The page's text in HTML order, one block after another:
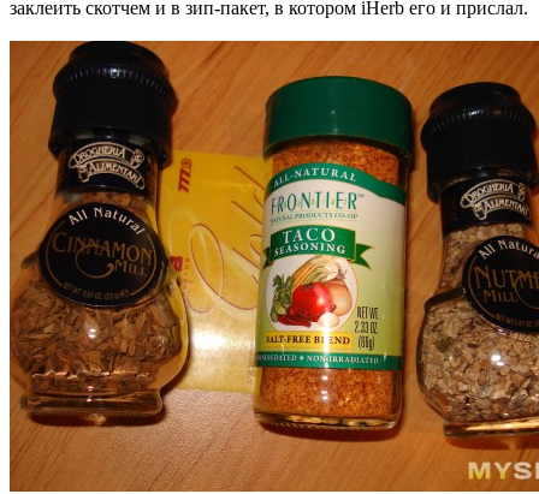
заклеить скотчем и в зип-пакет, в котором iHerb его и прислал.